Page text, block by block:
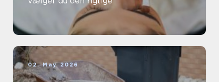
02. May 2026